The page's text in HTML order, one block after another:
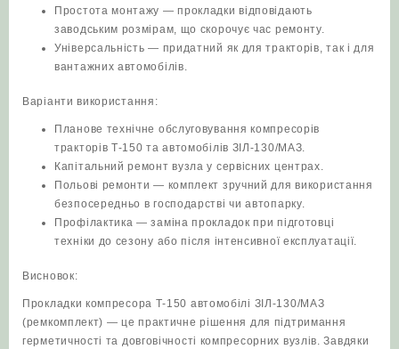
Простота монтажу — прокладки відповідають
заводським розмірам, що скорочує час ремонту.
Універсальність — придатний як для тракторів, так і для
вантажних автомобілів.
Варіанти використання:
Планове технічне обслуговування компресорів
тракторів Т‑150 та автомобілів ЗІЛ‑130/МАЗ.
Капітальний ремонт вузла у сервісних центрах.
Польові ремонти — комплект зручний для використання
безпосередньо в господарстві чи автопарку.
Профілактика — заміна прокладок при підготовці
техніки до сезону або після інтенсивної експлуатації.
Висновок:
Прокладки компресора Т-150 автомобілі ЗІЛ‑130/МАЗ
(ремкомплект) — це практичне рішення для підтримання
герметичності та довговічності компресорних вузлів. Завдяки